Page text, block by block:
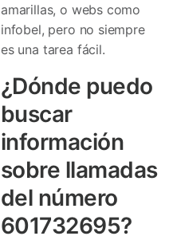
amarillas, o webs como
infobel, pero no siempre
es una tarea fácil.
¿Dónde puedo
buscar
información
sobre llamadas
del número
601732695?